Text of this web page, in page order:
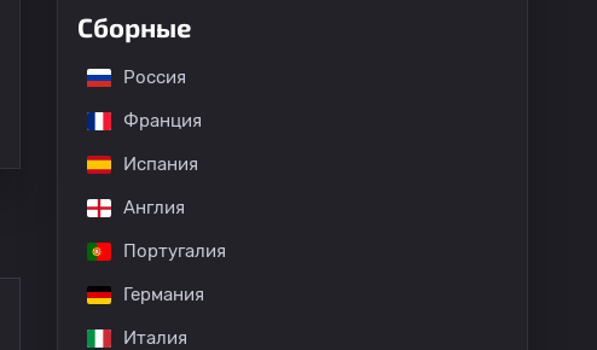
Сборные
Россия
Франция
Испания
Англия
Португалия
Германия
Италия